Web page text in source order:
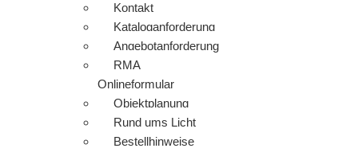
Kontakt
Kataloganforderung
Angebotanforderung
RMA
Onlineformular
Objektplanung
Rund ums Licht
Bestellhinweise